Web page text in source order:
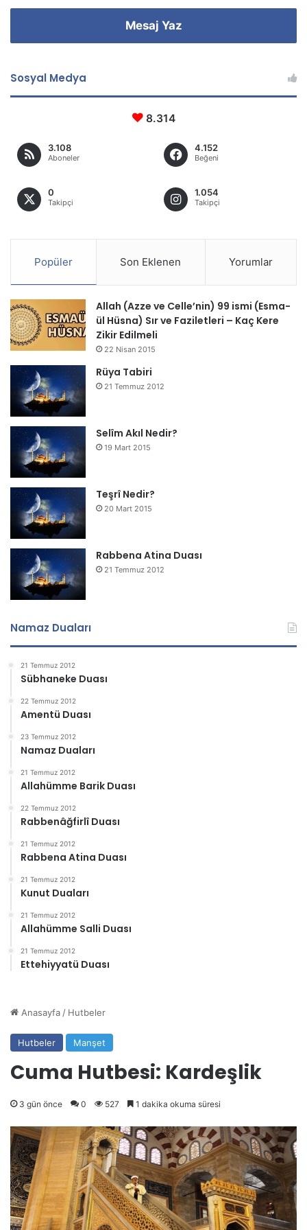
Mesaj Yaz
Sosyal Medya
8.314
3.108
Aboneler
4.152
Beğeni
0
Takipçi
1.054
Takipçi
Popüler Son Eklenen Yorumlar
Allah (Azze ve Celle’nin) 99 ismi (Esma-
ül Hüsna) Sır ve Faziletleri – Kaç Kere
Zikir Edilmeli
22 Nisan 2015
Rüya Tabiri
21 Temmuz 2012
Selîm Akıl Nedir?
19 Mart 2015
Teşrî Nedir?
20 Mart 2015
Rabbena Atina Duası
21 Temmuz 2012
Namaz Duaları
21 Temmuz 2012
Sübhaneke Duası
22 Temmuz 2012
Amentü Duası
23 Temmuz 2012
Namaz Duaları
21 Temmuz 2012
Allahümme Barik Duası
22 Temmuz 2012
Rabbenâğfirlî Duası
21 Temmuz 2012
Rabbena Atina Duası
21 Temmuz 2012
Kunut Duaları
21 Temmuz 2012
Allahümme Salli Duası
21 Temmuz 2012
Ettehiyyatü Duası